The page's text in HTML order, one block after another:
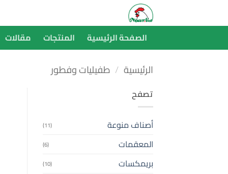
الصفحة الرئيسية
المنتجات مقالات
الرئيسية / طفيليات وفطور
تصفح
أصناف منوعة (11)
المعقمات (6)
بريمكسات (10)